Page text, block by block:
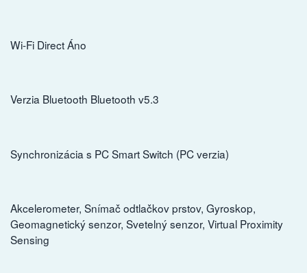
Wi-Fi Direct Áno
Verzia Bluetooth Bluetooth v5.3
Synchronizácia s PC Smart Switch (PC verzia)
Akcelerometer, Snímač odtlačkov prstov, Gyroskop,
Geomagnetický senzor, Svetelný senzor, Virtual Proximity
Sensing